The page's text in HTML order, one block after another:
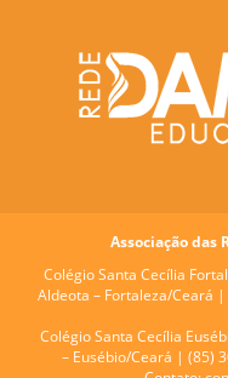
Associação das
Colégio Santa Cecília
Aldeota – Fortaleza/Ceará
Colégio Santa Cecília
– Eusébio/Ceará | (85)